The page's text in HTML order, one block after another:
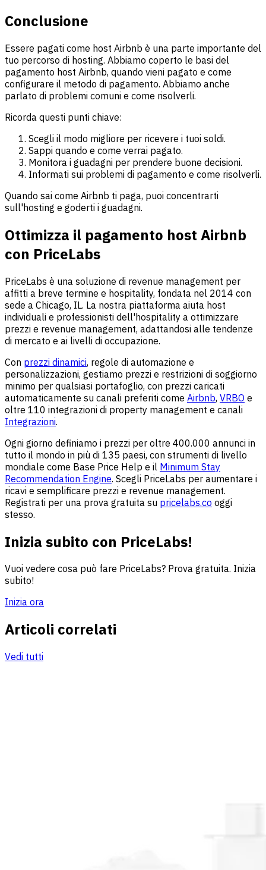
Conclusione
Essere pagati come host Airbnb è una parte importante del
tuo percorso di hosting. Abbiamo coperto le basi del
pagamento host Airbnb, quando vieni pagato e come
configurare il metodo di pagamento. Abbiamo anche
parlato di problemi comuni e come risolverli.
Ricorda questi punti chiave:
Scegli il modo migliore per ricevere i tuoi soldi.
Sappi quando e come verrai pagato.
Monitora i guadagni per prendere buone decisioni.
Informati sui problemi di pagamento e come risolverli.
Quando sai come Airbnb ti paga, puoi concentrarti
sull'hosting e goderti i guadagni.
Ottimizza il pagamento host Airbnb
con PriceLabs
PriceLabs è una soluzione di revenue management per
affitti a breve termine e hospitality, fondata nel 2014 con
sede a Chicago, IL. La nostra piattaforma aiuta host
individuali e professionisti dell'hospitality a ottimizzare
prezzi e revenue management, adattandosi alle tendenze
di mercato e ai livelli di occupazione.
Con prezzi dinamici, regole di automazione e
personalizzazioni, gestiamo prezzi e restrizioni di soggiorno
minimo per qualsiasi portafoglio, con prezzi caricati
automaticamente su canali preferiti come Airbnb, VRBO e
oltre 110 integrazioni di property management e canali
Integrazioni.
Ogni giorno definiamo i prezzi per oltre 400.000 annunci in
tutto il mondo in più di 135 paesi, con strumenti di livello
mondiale come Base Price Help e il Minimum Stay
Recommendation Engine. Scegli PriceLabs per aumentare i
ricavi e semplificare prezzi e revenue management.
Registrati per una prova gratuita su pricelabs.co oggi
stesso.
Inizia subito con PriceLabs!
Vuoi vedere cosa può fare PriceLabs? Prova gratuita. Inizia
subito!
Inizia ora
Articoli correlati
Vedi tutti